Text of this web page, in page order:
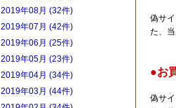
偽サ
た、
●お
偽サ
2019年08月 (32件)
2019年07月 (42件)
2019年06月 (25件)
2019年05月 (23件)
2019年04月 (34件)
2019年03月 (44件)